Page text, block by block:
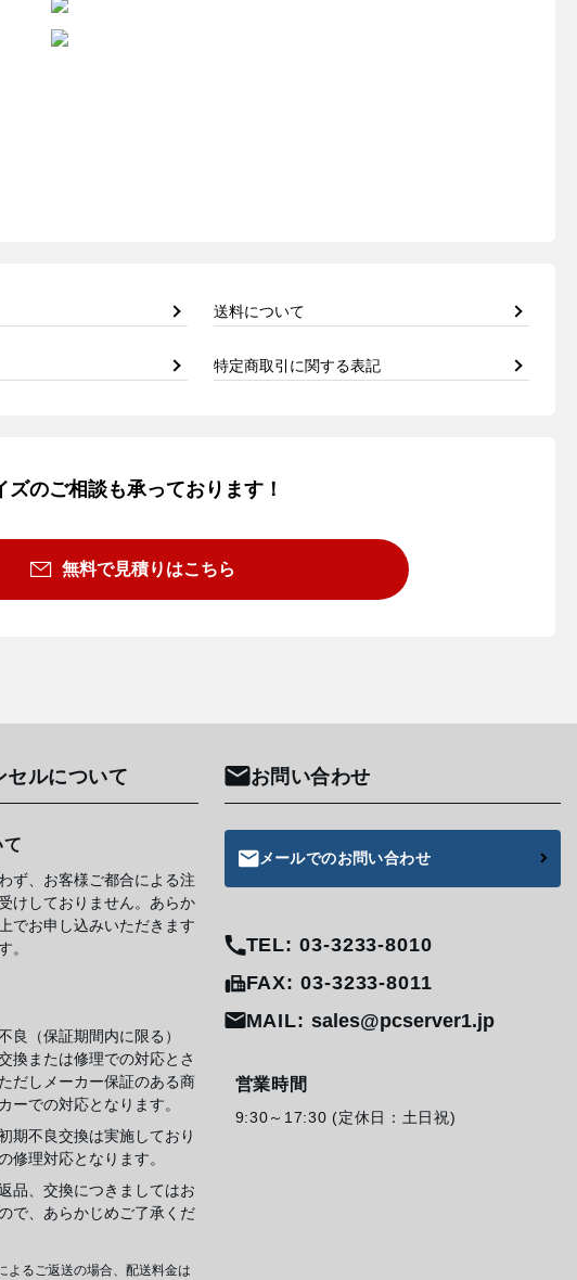
送料について
特定商取引に関する表記
のご相談も承っております！
無料で見積りはこちら
セルについて
ず、お客様ご都合による注
けしておりません。あらか
でお申し込みいただきます
。
良（保証期間内に限る）
換または修理での対応とさ
だしメーカー保証のある商
ーでの対応となります。
期不良交換は実施しており
修理対応となります。
品、交換につきましてはお
で、あらかじめご了承くだ
よるご返送の場合、配送料金は
お問い合わせ
メールでのお問い合わせ
TEL: 03-3233-8010
FAX: 03-3233-8011
MAIL: sales@pcserver1.jp
営業時間
9:30～17:30 (定休日：土日祝)